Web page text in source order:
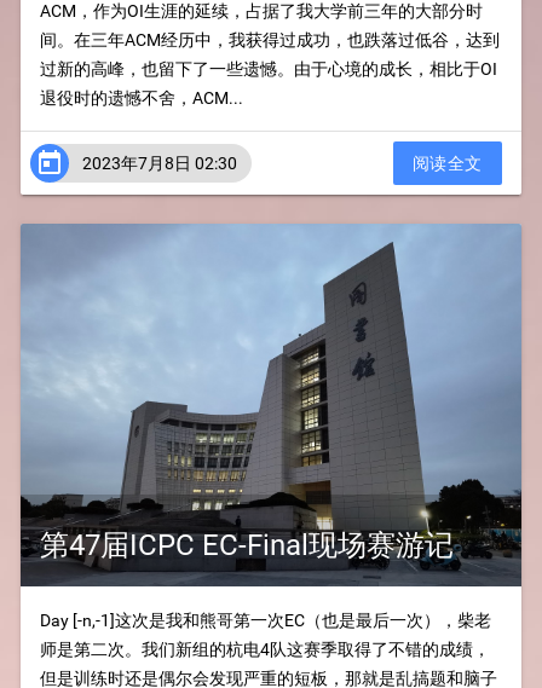
ACM，作为OI生涯的延续，占据了我大学前三年的大部分时
间。在三年ACM经历中，我获得过成功，也跌落过低谷，达到
过新的高峰，也留下了一些遗憾。由于心境的成长，相比于OI
退役时的遗憾不舍，ACM...
 2023年7月8日 02:30 阅读全文
第47届ICPC EC-Final现场赛游记
Day [-n,-1]这次是我和熊哥第一次EC（也是最后一次），柴老
师是第二次。我们新组的杭电4队这赛季取得了不错的成绩，
但是训练时还是偶尔会发现严重的短板，那就是乱搞题和脑子